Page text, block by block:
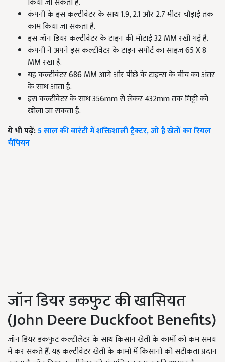
कंपनी के इस कल्टीवेटर के साथ 1.9, 2.1 और 2.7 मीटर चौड़ाई तक
काम किया जा सकता है.
इस जॉन डियर कल्टीवेटर के टाइन की मोटाई 32 MM रखी गई है.
कंपनी ने अपने इस कल्टीवेटर के टाइन सपोर्ट का साइज 65 X 8
MM रखा है.
यह कल्टीवेटर 686 MM आगे और पीछे के टाइन्स के बीच का अंतर
के साथ आता है.
इस कल्टीवेटर के साथ 356mm से लेकर 432mm तक मिट्टी को
खोला जा सकता है.
ये भी पढ़ें:5 साल की वारंटी में शक्तिशाली ट्रैक्टर, जो है खेतों का रियल
चैंपियन
जॉन डियर डकफुट की खासियत
(John Deere Duckfoot Benefits)
जॉन डियर डकफुट कल्टीलेटर के साथ किसान खेती के कामों को कम समय
में कर सकते हैं. यह कल्टीवेटर खेती के कामों में किसानों को सटीकता प्रदान